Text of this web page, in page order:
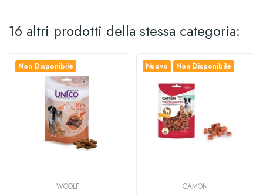
16 altri prodotti della stessa categoria:
Non Disponibile
WOOLF
Nuovo Non Disponibile
CAMON